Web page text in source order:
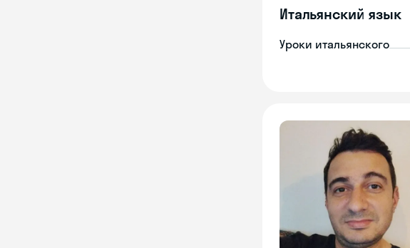
Итальянский язык
Уроки итальянского